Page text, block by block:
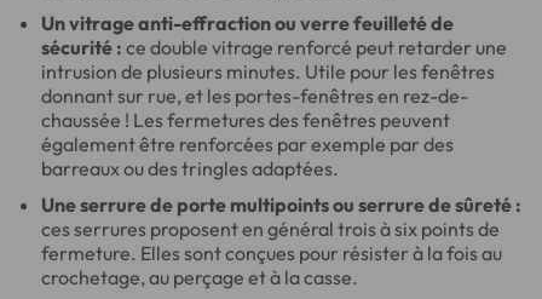
Un vitrage anti-effraction ou verre feuilleté de
sécurité : ce double vitrage renforcé peut retarder une
intrusion de plusieurs minutes. Utile pour les fenêtres
donnant sur rue, et les portes-fenêtres en rez-de-
chaussée ! Les fermetures des fenêtres peuvent
également être renforcées par exemple par des
barreaux ou des tringles adaptées.
Une serrure de porte multipoints ou serrure de sûreté :
ces serrures proposent en général trois à six points de
fermeture. Elles sont conçues pour résister à la fois au
crochetage, au perçage et à la casse.